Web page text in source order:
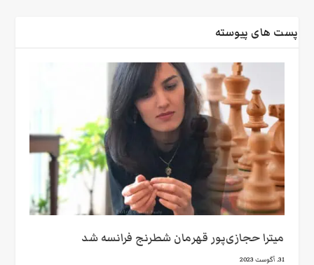
پست های پیوسته
میترا حجازی‌پور قهرمان شطرنج فرانسه شد
31. آگوست 2023